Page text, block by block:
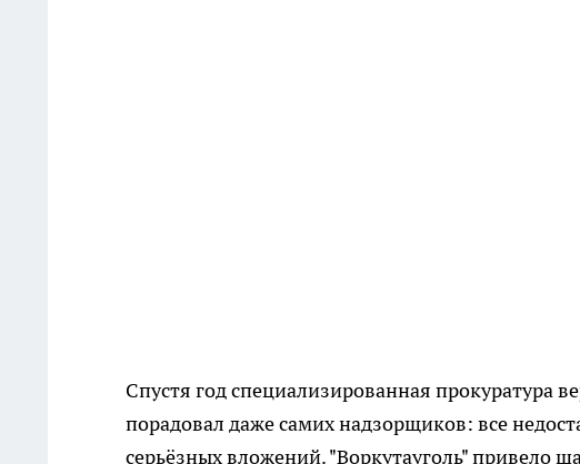
Спустя год специализированная прокуратура
порадовал даже самих надзорщиков: все
серьёзных вложений. "Воркутауголь" привело